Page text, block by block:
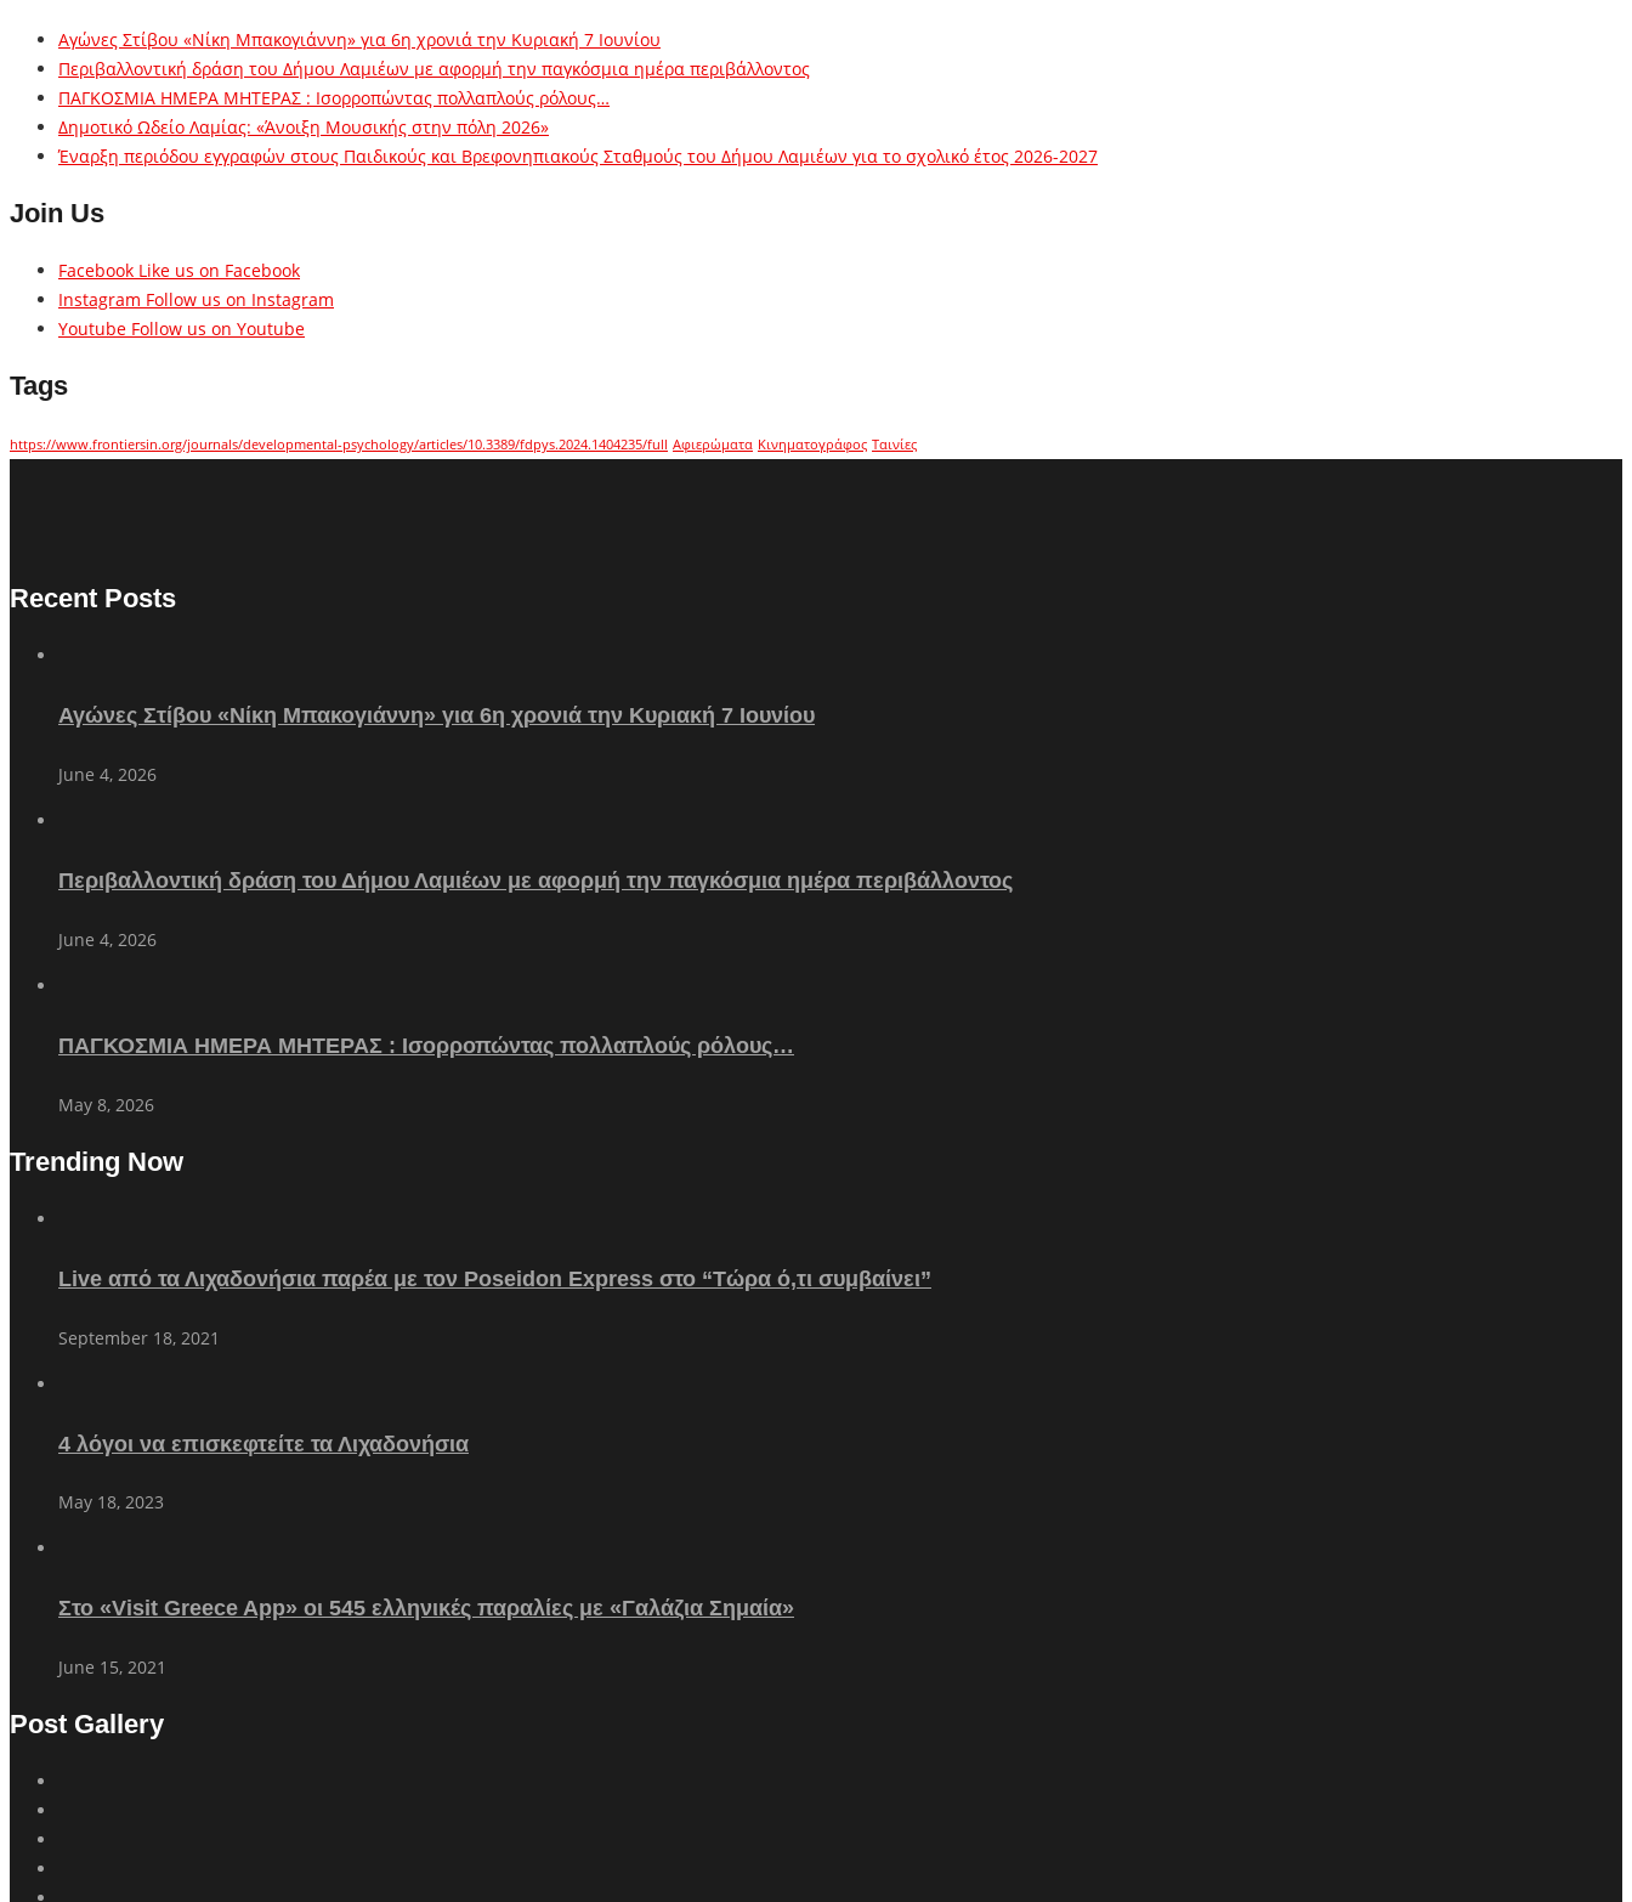
Αγώνες Στίβου «Νίκη Μπακογιάννη» για 6η χρονιά την Κυριακή 7 Ιουνίου
Περιβαλλοντική δράση του Δήμου Λαμιέων με αφορμή την παγκόσμια ημέρα περιβάλλοντος
ΠΑΓΚΟΣΜΙΑ ΗΜΕΡΑ ΜΗΤΕΡΑΣ : Ισορροπώντας πολλαπλούς ρόλους…
Δημοτικό Ωδείο Λαμίας: «Άνοιξη Μουσικής στην πόλη 2026»
Έναρξη περιόδου εγγραφών στους Παιδικούς και Βρεφονηπιακούς Σταθμούς του Δήμου Λαμιέων για το σχολικό έτος 2026-2027
Join Us
Facebook Like us on Facebook
Instagram Follow us on Instagram
Youtube Follow us on Youtube
Tags
https://www.frontiersin.org/journals/developmental-psychology/articles/10.3389/fdpys.2024.1404235/full Αφιερώματα Κινηματογράφος Ταινίες
Recent Posts
Αγώνες Στίβου «Νίκη Μπακογιάννη» για 6η χρονιά την Κυριακή 7 Ιουνίου
June 4, 2026
Περιβαλλοντική δράση του Δήμου Λαμιέων με αφορμή την παγκόσμια ημέρα περιβάλλοντος
June 4, 2026
ΠΑΓΚΟΣΜΙΑ ΗΜΕΡΑ ΜΗΤΕΡΑΣ : Ισορροπώντας πολλαπλούς ρόλους…
May 8, 2026
Trending Now
Live από τα Λιχαδονήσια παρέα με τον Poseidon Express στο “Τώρα ό,τι συμβαίνει”
September 18, 2021
4 λόγοι να επισκεφτείτε τα Λιχαδονήσια
May 18, 2023
Στο «Visit Greece App» οι 545 ελληνικές παραλίες με «Γαλάζια Σημαία»
June 15, 2021
Post Gallery